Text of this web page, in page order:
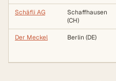
Schäfli AG
Schaffhausen
(CH)
Der Meckel Berlin (DE)